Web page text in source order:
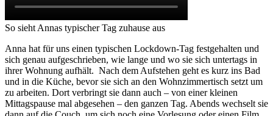
So sieht Annas typischer Tag zuhause aus
Anna hat für uns einen typischen Lockdown-Tag festgehalten und
sich genau aufgeschrieben, wie lange und wo sie sich untertags in
ihrer Wohnung aufhält. Nach dem Aufstehen geht es kurz ins Bad
und in die Küche, bevor sie sich an den Wohnzimmertisch setzt um
zu arbeiten. Dort verbringt sie dann auch – von einer kleinen
Mittagspause mal abgesehen – den ganzen Tag. Abends wechselt sie